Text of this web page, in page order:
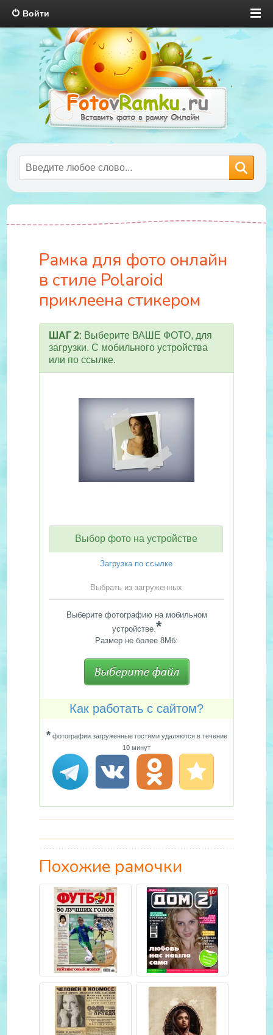
Войти
Рамка для фото онлайн
в стиле Polaroid
приклеена стикером
ШАГ 2: Выберите ВАШЕ ФОТО, для
загрузки. С мобильного устройства
или по ссылке.
Выбор фото на устройстве
Загрузка по ссылке
Выбрать из загруженных
Выберите фотографию на мобильном
устройстве.*
Размер не более 8Мб:
Как работать с сайтом?
*фотографии загруженные гостями удаляются в течение
10 минут
Похожие рамочки